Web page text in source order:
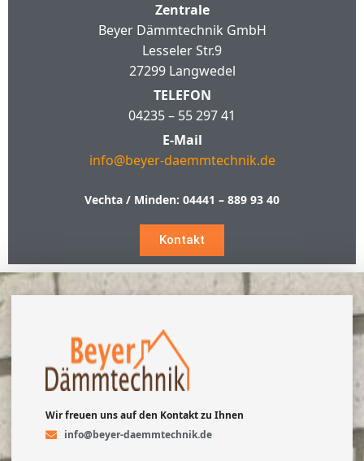
Zentrale
Beyer Dämmtechnik GmbH
Lesseler Str.9
27299 Langwedel
TELEFON
04235 – 55 297 41
E-Mail
info@beyer-daemmtechnik.de
Vechta / Minden: 04441 – 889 93 40
Kontakt
Wir freuen uns auf den Kontakt zu Ihnen
info@beyer-daemmtechnik.de